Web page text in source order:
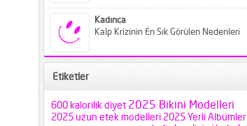
Kadınca
Kalp Krizinin En Sık Görülen Nedenleri
Etiketler
600 kalorilik diyet 2025 Bikini Modelleri
2025 uzun etek modelleri 2025 Yerli Albümler